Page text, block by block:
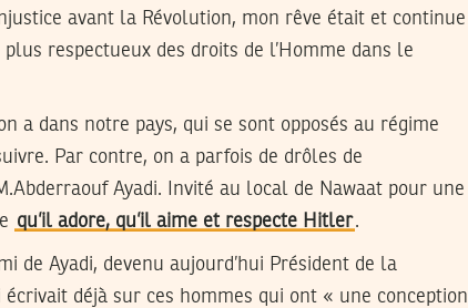
avant la Révolution, mon rêve était et continue
respectueux des droits de l’Homme dans le
a dans notre pays, qui se sont opposés au régime
Par contre, on a parfois de drôles de
Ayadi. Invité au local de Nawaat pour une
qu’il adore, qu’il aime et respecte Hitler.
de Ayadi, devenu aujourd’hui Président de la
écrivait déjà sur ces hommes qui ont « une conception